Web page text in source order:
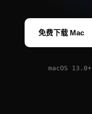
免费下载 Mac
macOS 13.0+